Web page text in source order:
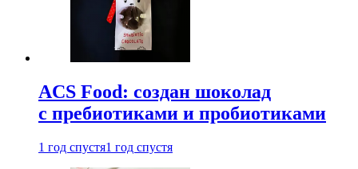
ACS Food: создан шоколад
с пребиотиками и пробиотиками
1 год спустя1 год спустя